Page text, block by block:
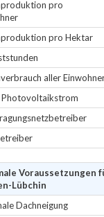
pro
pro Hektar
aller
Voraussetzungen
Lübchin
Dachneigung